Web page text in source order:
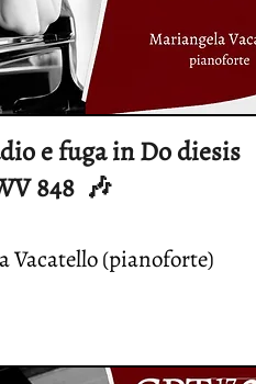
e fuga in Do diesis
848 🎶
Vacatello (pianoforte)